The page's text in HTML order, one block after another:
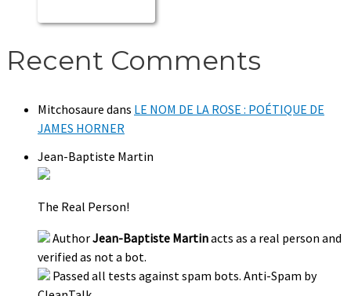
Recent Comments
Mitchosaure dans LE NOM DE LA ROSE : POÉTIQUE DE
JAMES HORNER
Jean-Baptiste Martin
The Real Person!
AuthorJean-Baptiste Martinacts as a real person and
verified as not a bot.
Passed all tests against spam bots. Anti-Spam by